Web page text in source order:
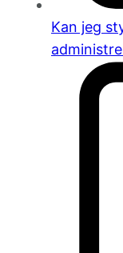
Kan jeg